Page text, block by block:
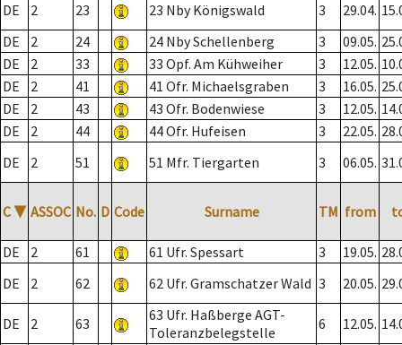
DE
2 23 23 Nby Königswald 3 29.04.
DE
2 24 24 Nby Schellenberg 3 09.05.
DE
2 33 33 Opf. Am Kühweiher 3 12.05.
DE
2 41 41 Ofr. Michaelsgraben 3 16.05.
DE
2 43 43 Ofr. Bodenwiese 3 12.05.
DE
2 44 44 Ofr. Hufeisen 3 22.05.
DE
2 51 51 Mfr. Tiergarten 3 06.05.
C ▼ ASSOC No. D Code Surname TM from
DE 2 61 61 Ufr. Spessart 3 19.05.
DE
2 62 62 Ufr. Gramschatzer Wald 3 20.05.
DE 2 63
63 Ufr. Haßberge AGT-
Toleranzbelegstelle
6 12.05.